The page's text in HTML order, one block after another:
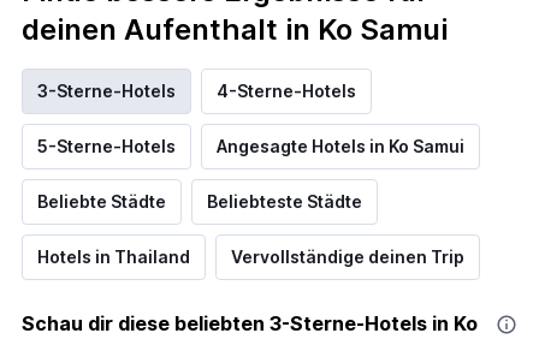
deinen Aufenthalt in Ko Samui
3-Sterne-Hotels 4-Sterne-Hotels
5-Sterne-Hotels Angesagte Hotels in Ko Samui
Beliebte Städte Beliebteste Städte
Hotels in Thailand Vervollständige deinen Trip
Schau dir diese beliebten 3-Sterne-Hotels in Ko